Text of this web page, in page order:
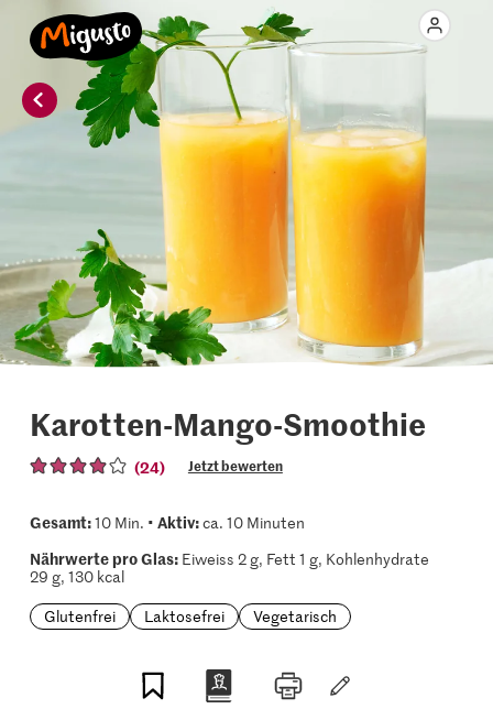
Karotten-Mango-Smoothie
(24) Jetzt bewerten
Gesamt:10 Min. • Aktiv:ca. 10 Minuten
Nährwerte pro Glas:Eiweiss 2 g, Fett 1 g, Kohlenhydrate
29 g, 130 kcal
Glutenfrei
Laktosefrei Vegetarisch